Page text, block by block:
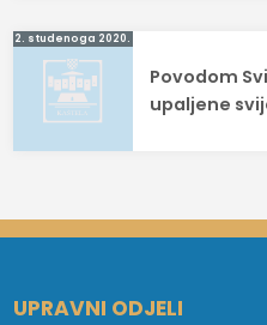
2. studenoga 2020.
Povodom
upaljene
UPRAVNI ODJELI